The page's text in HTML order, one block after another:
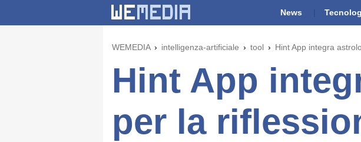
News
WEMEDIA intelligenza-artificiale tool Hint App integra
Hint App
per la